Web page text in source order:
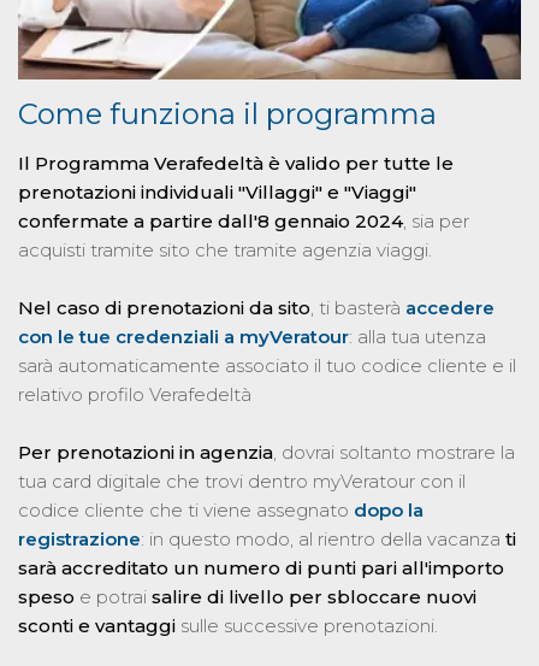
Come funziona il programma
Il Programma Verafedeltà è valido per tutte le
prenotazioni individuali "Villaggi" e "Viaggi"
confermate a partire dall'8 gennaio 2024, sia per
acquisti tramite sito che tramite agenzia viaggi.
Nel caso di prenotazioni da sito, ti basterà accedere
con le tue credenziali a myVeratour: alla tua utenza
sarà automaticamente associato il tuo codice cliente e il
relativo profilo Verafedeltà
Per prenotazioni in agenzia, dovrai soltanto mostrare la
tua card digitale che trovi dentro myVeratour con il
codice cliente che ti viene assegnato dopo la
registrazione: in questo modo, al rientro della vacanza ti
sarà accreditato un numero di punti pari all'importo
speso e potrai salire di livello per sbloccare nuovi
sconti e vantaggi sulle successive prenotazioni.